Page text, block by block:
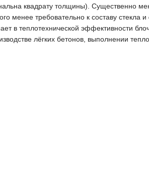
квадрату толщины). Существенно
менее требовательно к составу стекла
в теплотехнической эффективности
лёгких бетонов, выполнении